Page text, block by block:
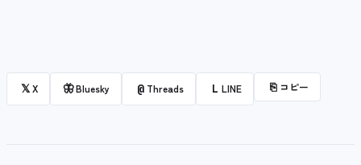
𝕏X 🦋Bluesky @ Threads L LINE ⎘ コピー